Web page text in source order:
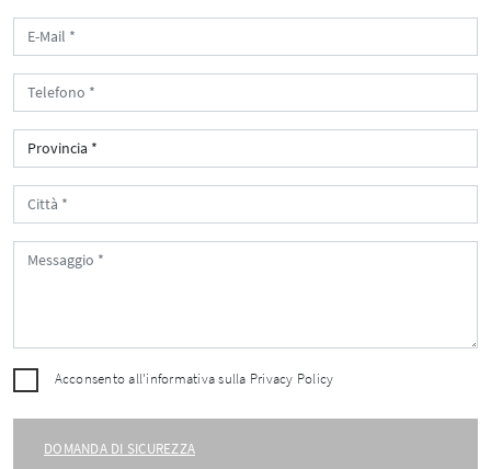
Acconsento all'informativa sulla Privacy Policy
DOMANDA DI SICUREZZA